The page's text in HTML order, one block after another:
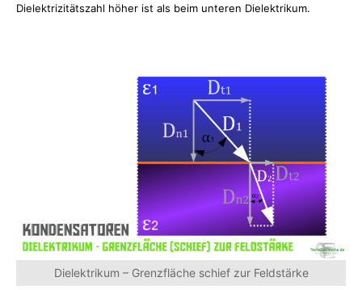
Dielektrizitätszahl höher ist als beim unteren Dielektrikum.
Dielektrikum – Grenzfläche schief zur Feldstärke